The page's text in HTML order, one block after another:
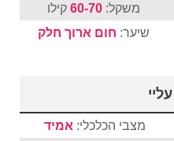
משקל: 60-70 קילו
שיער: חום ארוך חלק
מצבי הכלכלי: אמיד